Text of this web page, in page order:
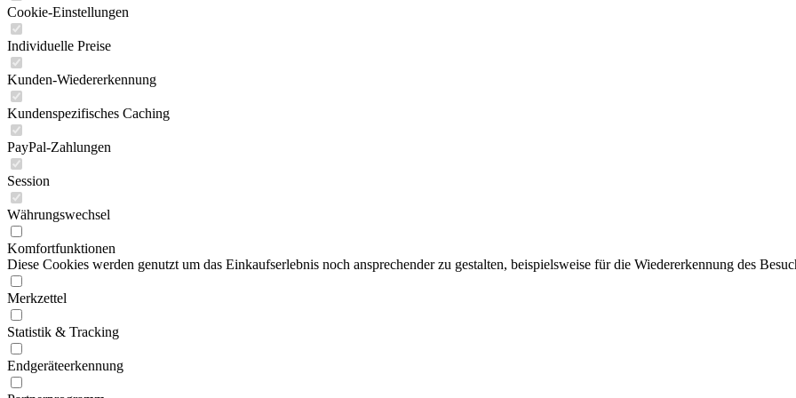
Cookie-Einstellungen
Individuelle Preise
Kunden-Wiedererkennung
Kundenspezifisches Caching
PayPal-Zahlungen
Session
Währungswechsel
Komfortfunktionen
Diese Cookies werden genutzt um das Einkaufserlebnis noch ansprechender zu gestalten, beispielsweise für die Wiedererkennung des
Merkzettel
Statistik & Tracking
Endgeräteerkennung